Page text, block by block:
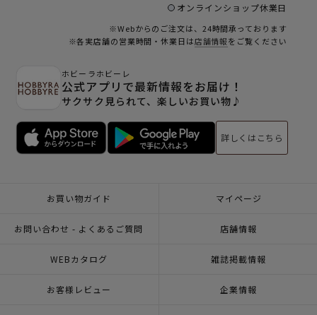
オンラインショップ休業日
※Webからのご注文は、24時間承っております
※各実店舗の営業時間・休業日は店舗情報をご覧ください
ホビーラホビーレ
公式アプリで最新情報をお届け！
サクサク見られて、楽しいお買い物♪
詳しくはこちら
お買い物ガイド マイページ
お問い合わせ - よくあるご質問 店舗情報
WEBカタログ 雑誌掲載情報
お客様レビュー 企業情報